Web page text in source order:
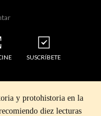
SUSCRÍBETE
y protohistoria en la
diez lecturas